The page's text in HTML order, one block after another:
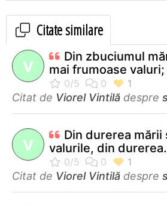
Citate similare
V
Din zbuciumul
mai frumoase
Citat de Viorel Vintilă despre
V
Din durerea mării
valurile, din
Citat de Viorel Vintilă despre